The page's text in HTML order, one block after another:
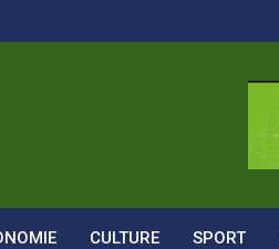
CULTURE SPORT